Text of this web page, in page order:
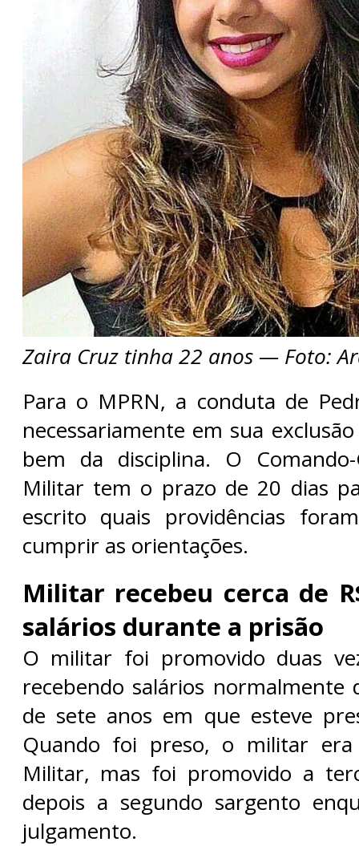
Zaira Cruz tinha 22 anos — Foto:
Para o MPRN, a conduta de
necessariamente em sua
bem da disciplina. O
Militar tem o prazo de 20 dias
escrito quais providências
cumprir as orientações.
Militar recebeu cerca de
salários durante a prisão
O militar foi promovido duas
recebendo salários normalmente
de sete anos em que esteve
Quando foi preso, o militar era
Militar, mas foi promovido a
depois a segundo sargento
julgamento.